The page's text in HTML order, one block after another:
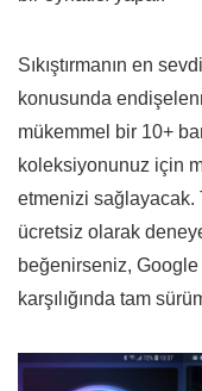
Sıkıştırmanın en
konusunda
mükemmel bir 10+
koleksiyonunuz için
etmenizi sağlayacak.
ücretsiz olarak
beğenirseniz, Google
karşılığında tam